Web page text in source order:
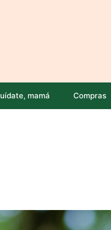
mamá Compras